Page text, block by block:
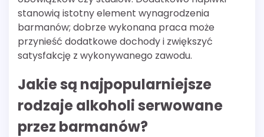
stanowią istotny element wynagrodzenia
barmanów; dobrze wykonana praca może
przynieść dodatkowe dochody i zwiększyć
satysfakcję z wykonywanego zawodu.
Jakie są najpopularniejsze
rodzaje alkoholi serwowane
przez barmanów?